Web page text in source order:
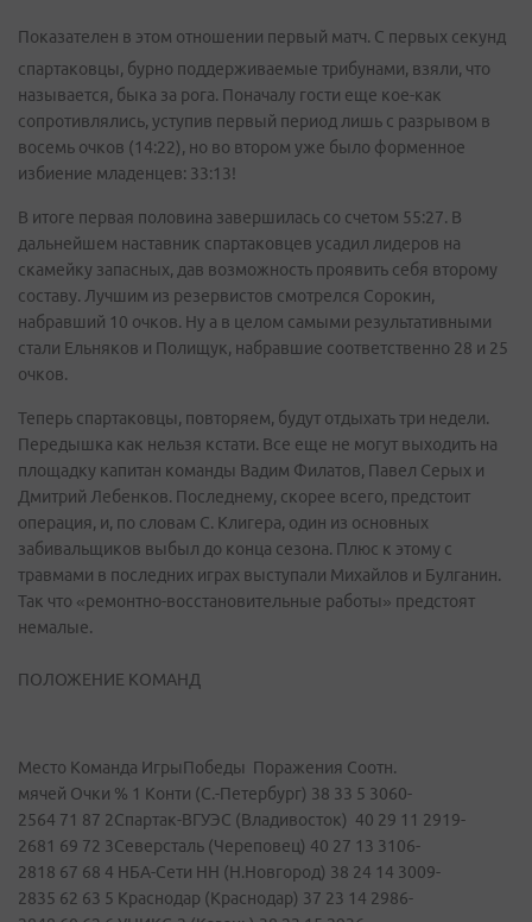
Показателен в этом отношении первый матч. С первых секунд
спартаковцы, бурно поддерживаемые трибунами, взяли, что
называется, быка за рога. Поначалу гости еще кое-как
сопротивлялись, уступив первый период лишь с разрывом в
восемь очков (14:22), но во втором уже было форменное
избиение младенцев: 33:13!
В итоге первая половина завершилась со счетом 55:27. В
дальнейшем наставник спартаковцев усадил лидеров на
скамейку запасных, дав возможность проявить себя второму
составу. Лучшим из резервистов смотрелся Сорокин,
набравший 10 очков. Ну а в целом самыми результативными
стали Ельняков и Полищук, набравшие соответственно 28 и 25
очков.
Теперь спартаковцы, повторяем, будут отдыхать три недели.
Передышка как нельзя кстати. Все еще не могут выходить на
площадку капитан команды Вадим Филатов, Павел Серых и
Дмитрий Лебенков. Последнему, скорее всего, предстоит
операция, и, по словам С. Клигера, один из основных
забивальщиков выбыл до конца сезона. Плюс к этому с
травмами в последних играх выступали Михайлов и Булганин.
Так что «ремонтно-восстановительные работы» предстоят
немалые.
ПОЛОЖЕНИЕ КОМАНД
Место Команда ИгрыПобеды Поражения Соотн.
мячей Очки % 1 Конти (С.-Петербург) 38 33 5 3060-
2564 71 87 2Спартак-ВГУЭС (Владивосток) 40 29 11 2919-
2681 69 72 3Северсталь (Череповец) 40 27 13 3106-
2818 67 68 4 НБА-Сети НН (Н.Новгород) 38 24 14 3009-
2835 62 63 5 Краснодар (Краснодар) 37 23 14 2986-